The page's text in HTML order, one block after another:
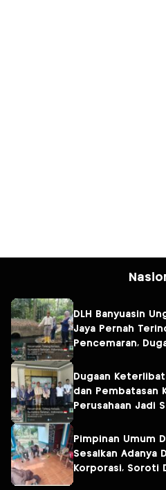
DLH Banyuasin
Jaya Pernah
Pencemaran,
Dugaan
dan Pembatasan
Perusahaan Jadi
Fresindo Jaya
Pimpinan Umum
Sesalkan Adanya
Korporasi, Soroti